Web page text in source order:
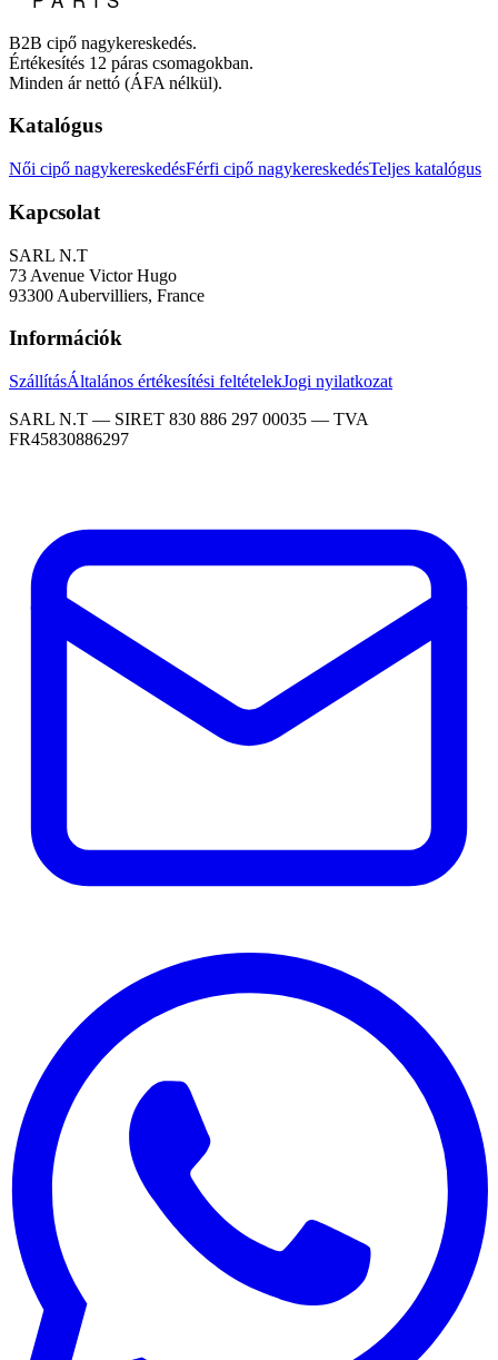
B2B cipő nagykereskedés.
Értékesítés 12 páras csomagokban.
Minden ár nettó (ÁFA nélkül).
Katalógus
Női cipő nagykereskedésFérfi cipő nagykereskedésTeljes katalógus
Kapcsolat
SARL N.T
73 Avenue Victor Hugo
93300 Aubervilliers, France
Információk
SzállításÁltalános értékesítési feltételekJogi nyilatkozat
SARL N.T — SIRET 830 886 297 00035 — TVA
FR45830886297